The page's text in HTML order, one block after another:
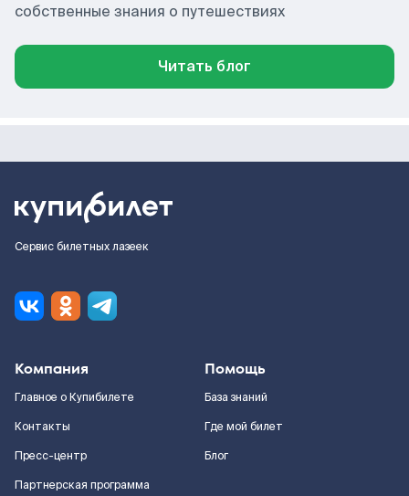
собственные знания о путешествиях
Читать блог
Сервис билетных лазеек
Компания
Главное о Купибилете
Контакты
Пресс-центр
Партнерская программа
Помощь
База знаний
Где мой билет
Блог